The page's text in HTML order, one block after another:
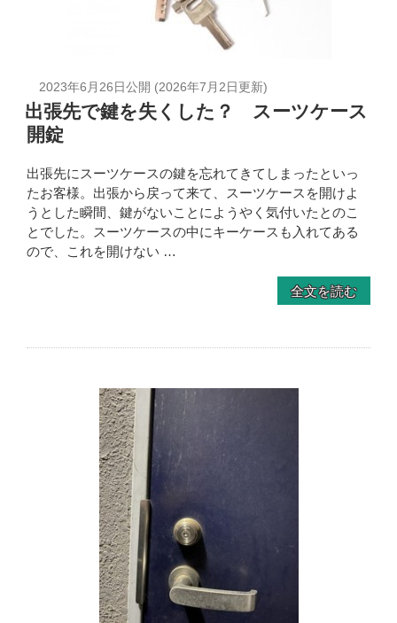
2023年6月26日公開 (2026年7月2日更新)
出張先で鍵を失くした？ スーツケース
開錠
出張先にスーツケースの鍵を忘れてきてしまったといっ
たお客様。出張から戻って来て、スーツケースを開けよ
うとした瞬間、鍵がないことにようやく気付いたとのこ
とでした。スーツケースの中にキーケースも入れてある
ので、これを開けない …
全文を読む